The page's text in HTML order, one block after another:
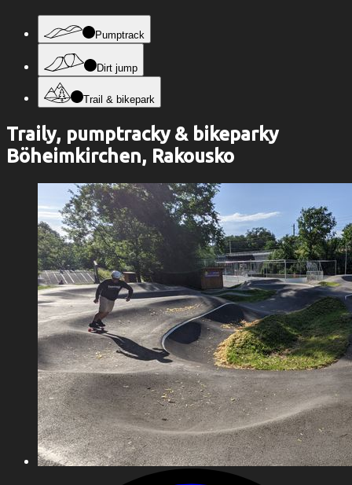
Pumptrack
Dirt jump
Trail & bikepark
Traily, pumptracky & bikeparky
Böheimkirchen, Rakousko